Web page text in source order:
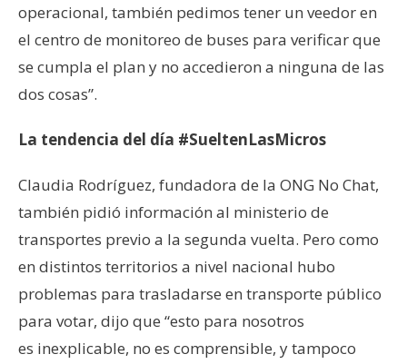
operacional, también pedimos tener un veedor en
el centro de monitoreo de buses para verificar que
se cumpla el plan y no accedieron a ninguna de las
dos cosas”.
La tendencia del día #SueltenLasMicros
Claudia Rodríguez, fundadora de la ONG No Chat,
también pidió información al ministerio de
transportes previo a la segunda vuelta. Pero como
en distintos territorios a nivel nacional hubo
problemas para trasladarse en transporte público
para votar, dijo que “esto para nosotros
es inexplicable, no es comprensible, y tampoco